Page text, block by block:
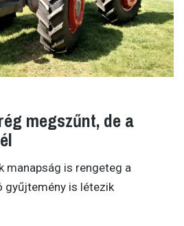
megszűnt, de a
manapság is rengeteg a
gyűjtemény is létezik